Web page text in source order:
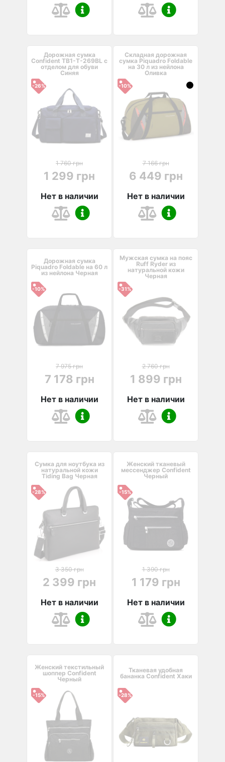
Дорожная сумка
Confident TB1-T-269BL с
отделом для обуви
Синяя
-26%
1 760 грн
1 299 грн
Нет в наличии
Складная дорожная
сумка Piquadro Foldable
на 30 л из нейлона
Оливка
-10%
7 166 грн
6 449 грн
Нет в наличии
Дорожная сумка
Piquadro Foldable на 60 л
из нейлона Черная
-10%
7 975 грн
7 178 грн
Нет в наличии
Мужская сумка на пояс
Ruff Ryder из
натуральной кожи
Черная
-31%
2 760 грн
1 899 грн
Нет в наличии
Сумка для ноутбука из
натуральной кожи
Tiding Bag Черная
-28%
3 350 грн
2 399 грн
Нет в наличии
Женский тканевый
мессенджер Confident
Черный
-15%
1 390 грн
1 179 грн
Нет в наличии
Женский текстильный
шоппер Confident
Черный
-15%
Тканевая удобная
бананка Confident Хаки
-28%